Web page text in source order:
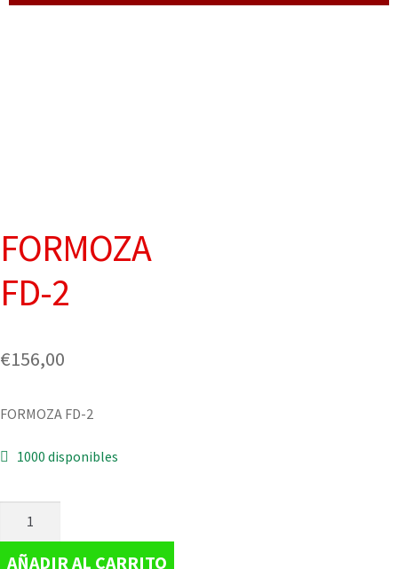
FORMOZA
FD-2
€156,00
FORMOZA FD-2
1000 disponibles
AÑADIR AL CARRITO